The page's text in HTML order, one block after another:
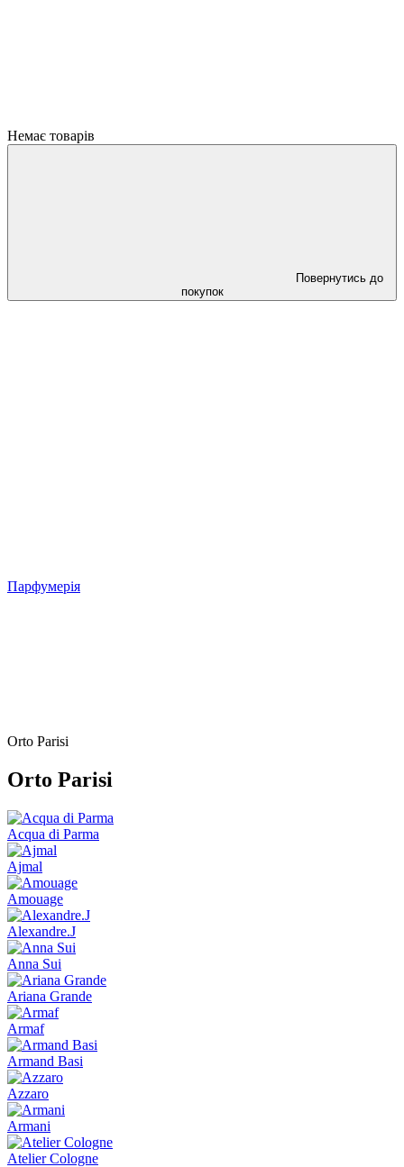
Немає товарів
Повернутись до
покупок
Парфумерія
Orto Parisi
Orto Parisi
Acqua di Parma
Ajmal
Amouage
Alexandre.J
Anna Sui
Ariana Grande
Armaf
Armand Basi
Azzaro
Armani
Atelier Cologne